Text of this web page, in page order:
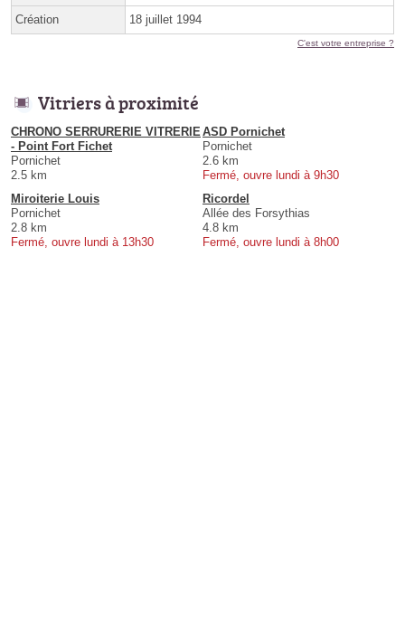
Création 18 juillet 1994
C'est votre entreprise ?
Vitriers à proximité
CHRONO SERRURERIE VITRERIE
- Point Fort Fichet
Pornichet
2.5 km
ASD Pornichet
Pornichet
2.6 km
Fermé, ouvre lundi à 9h30
Miroiterie Louis
Pornichet
2.8 km
Fermé, ouvre lundi à 13h30
Ricordel
Allée des Forsythias
4.8 km
Fermé, ouvre lundi à 8h00